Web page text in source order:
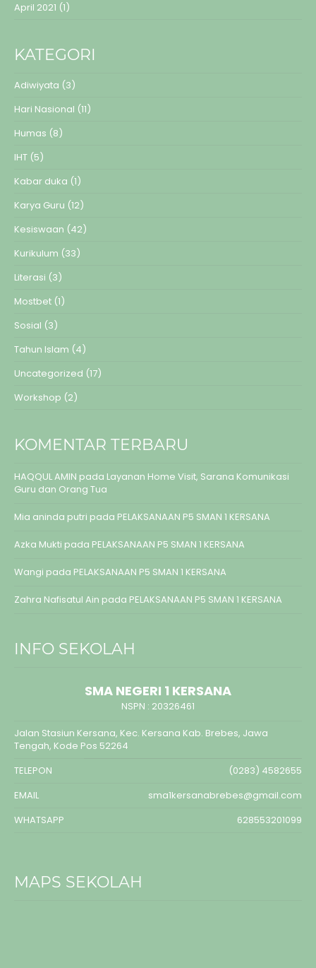
April 2021 (1)
KATEGORI
Adiwiyata (3)
Hari Nasional (11)
Humas (8)
IHT (5)
Kabar duka (1)
Karya Guru (12)
Kesiswaan (42)
Kurikulum (33)
Literasi (3)
Mostbet (1)
Sosial (3)
Tahun Islam (4)
Uncategorized (17)
Workshop (2)
KOMENTAR TERBARU
HAQQUL AMIN pada Layanan Home Visit, Sarana Komunikasi
Guru dan Orang Tua
Mia aninda putri pada PELAKSANAAN P5 SMAN 1 KERSANA
Azka Mukti pada PELAKSANAAN P5 SMAN 1 KERSANA
Wangi pada PELAKSANAAN P5 SMAN 1 KERSANA
Zahra Nafisatul Ain pada PELAKSANAAN P5 SMAN 1 KERSANA
INFO SEKOLAH
SMA NEGERI 1 KERSANA
NSPN : 20326461
Jalan Stasiun Kersana, Kec. Kersana Kab. Brebes, Jawa
Tengah, Kode Pos 52264
TELEPON
(0283) 4582655
EMAIL
sma1kersanabrebes@gmail.com
WHATSAPP
628553201099
MAPS SEKOLAH